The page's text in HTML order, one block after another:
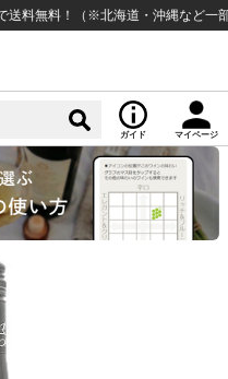
！（※北海道・沖縄など一部例外
ガイド マイページ